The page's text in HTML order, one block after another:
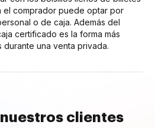
el comprador puede optar por
o de caja. Además del
certificado es la forma más
una venta privada.
clientes